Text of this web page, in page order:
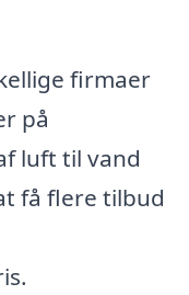
firmaer
på
luft til vand
få flere tilbud